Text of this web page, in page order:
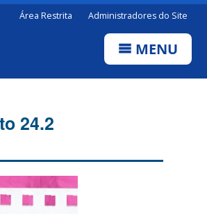
Área Restrita Administradores do Site
MENU
24.2